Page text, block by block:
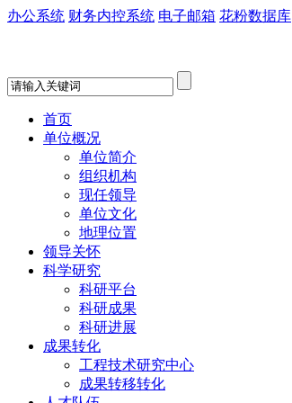
办公系统 财务内控系统 电子邮箱 花粉数据库
首页
单位概况
单位简介
组织机构
现任领导
单位文化
地理位置
领导关怀
科学研究
科研平台
科研成果
科研进展
成果转化
工程技术研究中心
成果转移转化